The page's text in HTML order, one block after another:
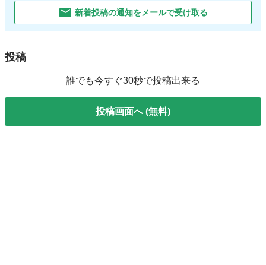
新着投稿の通知をメールで受け取る
投稿
誰でも今すぐ30秒で投稿出来る
投稿画面へ (無料)